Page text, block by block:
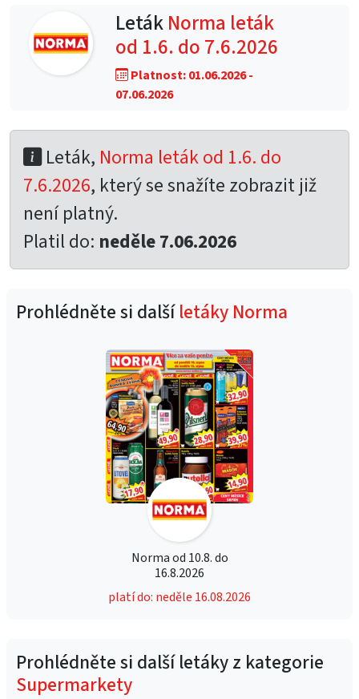
LetákNorma leták
od 1.6. do 7.6.2026
Platnost: 01.06.2026 -
07.06.2026
Leták, Norma leták od 1.6. do
7.6.2026, který se snažíte zobrazit již
není platný.
Platil do: neděle 7.06.2026
Prohlédněte si dalšíletáky Norma
Norma od 10.8. do
16.8.2026
platí do: neděle 16.08.2026
Prohlédněte si další letáky z kategorie
Supermarkety